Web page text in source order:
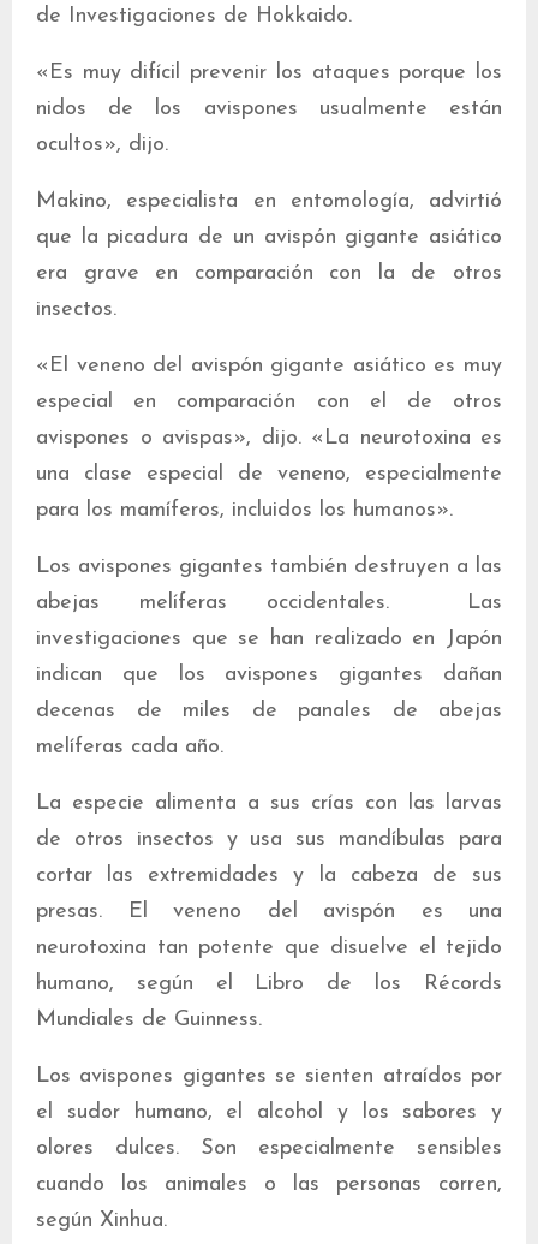
de Investigaciones de Hokkaido.
«Es muy difícil prevenir los ataques porque los
nidos de los avispones usualmente están
ocultos», dijo.
Makino, especialista en entomología, advirtió
que la picadura de un avispón gigante asiático
era grave en comparación con la de otros
insectos.
«El veneno del avispón gigante asiático es muy
especial en comparación con el de otros
avispones o avispas», dijo. «La neurotoxina es
una clase especial de veneno, especialmente
para los mamíferos, incluidos los humanos».
Los avispones gigantes también destruyen a las
abejas melíferas occidentales. Las
investigaciones que se han realizado en Japón
indican que los avispones gigantes dañan
decenas de miles de panales de abejas
melíferas cada año.
La especie alimenta a sus crías con las larvas
de otros insectos y usa sus mandíbulas para
cortar las extremidades y la cabeza de sus
presas. El veneno del avispón es una
neurotoxina tan potente que disuelve el tejido
humano, según el Libro de los Récords
Mundiales de Guinness.
Los avispones gigantes se sienten atraídos por
el sudor humano, el alcohol y los sabores y
olores dulces. Son especialmente sensibles
cuando los animales o las personas corren,
según Xinhua.